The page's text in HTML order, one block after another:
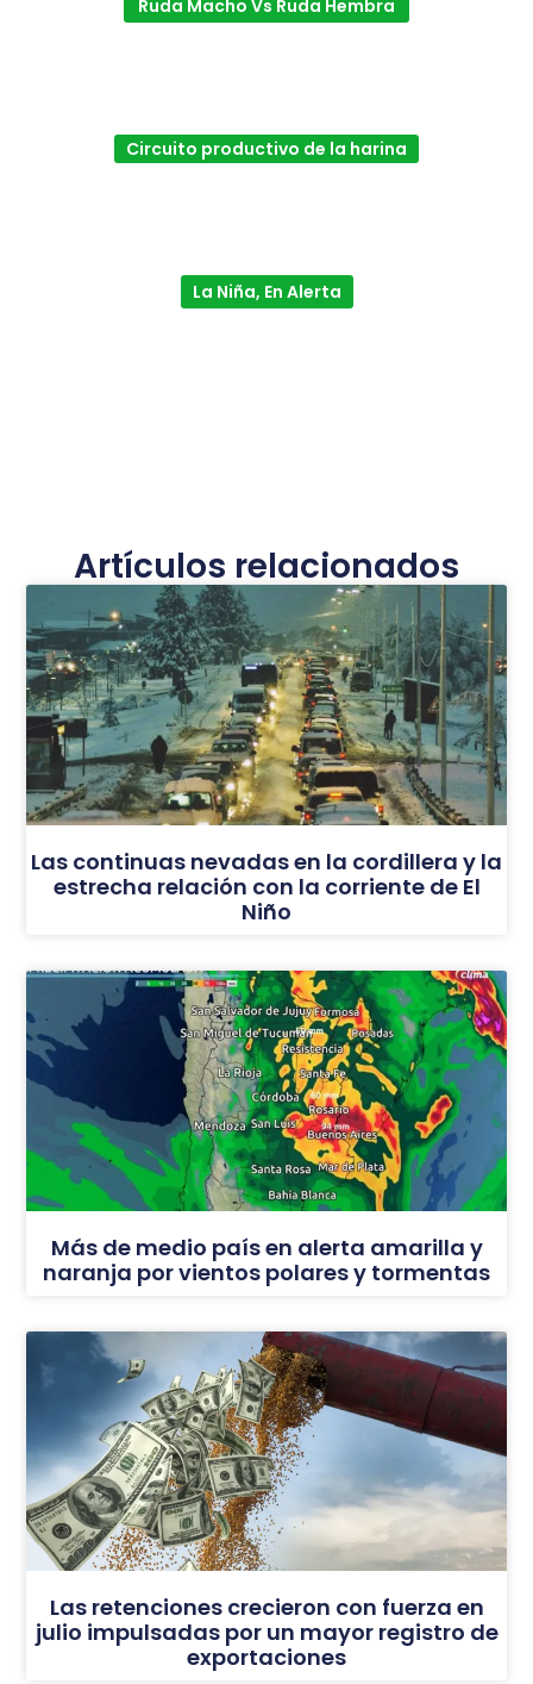
Ruda Macho Vs Ruda Hembra
Circuito productivo de la harina
La Niña, En Alerta
Artículos relacionados
Las continuas nevadas en la cordillera y la
estrecha relación con la corriente de El
Niño
Más de medio país en alerta amarilla y
naranja por vientos polares y tormentas
Las retenciones crecieron con fuerza en
julio impulsadas por un mayor registro de
exportaciones